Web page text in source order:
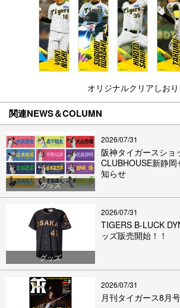
オリジナルクリアしおり
関連NEWS＆COLUMN
グッズ
2026/07/31
阪神タイガースショ
CLUBHOUSE新静
知らせ
グッズ
2026/07/31
TIGERS B-LUCK
ッズ販売開始！！
2026/07/31
月刊タイガース8月